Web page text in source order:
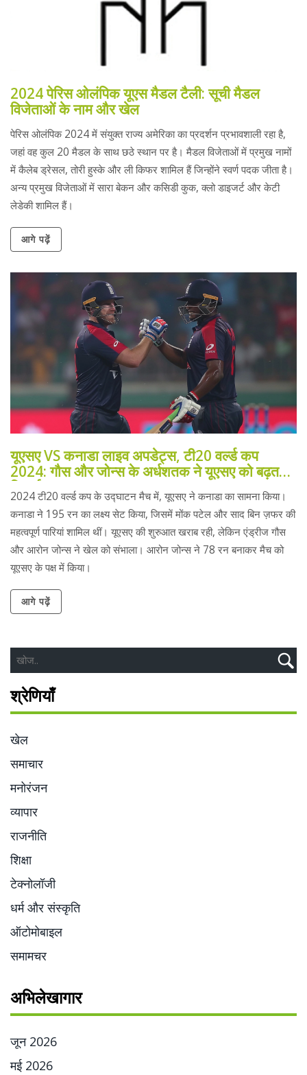
2024 पेरिस ओलंपिक यूएस मैडल टैली: सूची मैडल
विजेताओं के नाम और खेल
पेरिस ओलंपिक 2024 में संयुक्त राज्य अमेरिका का प्रदर्शन प्रभावशाली रहा है,
जहां वह कुल 20 मैडल के साथ छठे स्थान पर है। मैडल विजेताओं में प्रमुख नामों
में कैलेब ड्रेसल, तोरी हुस्के और ली किफर शामिल हैं जिन्होंने स्वर्ण पदक जीता है।
अन्य प्रमुख विजेताओं में सारा बेकन और कसिडी कुक, क्लो डाइजर्ट और केटी
लेडेकी शामिल हैं।
आगे पढ़ें
यूएसए VS कनाडा लाइव अपडेट्स, टी20 वर्ल्ड कप
2024: गौस और जोन्स के अर्धशतक ने यूएसए को बढ़त
दिलाई
2024 टी20 वर्ल्ड कप के उद्घाटन मैच में, यूएसए ने कनाडा का सामना किया।
कनाडा ने 195 रन का लक्ष्य सेट किया, जिसमें मोंक पटेल और साद बिन ज़फर की
महत्वपूर्ण पारियां शामिल थीं। यूएसए की शुरुआत खराब रही, लेकिन एंड्रीज गौस
और आरोन जोन्स ने खेल को संभाला। आरोन जोन्स ने 78 रन बनाकर मैच को
यूएसए के पक्ष में किया।
आगे पढ़ें
श्रेणियाँ
खेल
समाचार
मनोरंजन
व्यापार
राजनीति
शिक्षा
टेक्नोलॉजी
धर्म और संस्कृति
ऑटोमोबाइल
समामचर
अभिलेखागार
जून 2026
मई 2026